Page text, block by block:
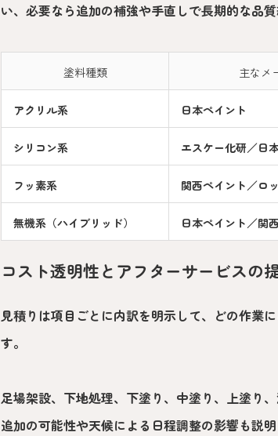
い、必要なら追加の補強や手直しで長期的な品質
塗料種類 主なメ
アクリル系 日本ペイント
シリコン系 エスケー化研／日
フッ素系 関西ペイント／ロ
無機系（ハイブリッド） 日本ペイント／関
コスト透明性とアフターサービスの
見積りは項目ごとに内訳を明示して、どの作業
す。
足場架設、下地処理、下塗り、中塗り、上塗り
追加の可能性や天候による日程調整の影響も説